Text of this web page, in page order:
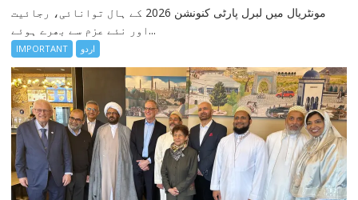
مونٹریال میں لبرل پارٹی کنونشن 2026 کے ہال توانائی، رجائیت
اور نئے عزم سے بھرے ہوئے...
IMPORTANT اردو